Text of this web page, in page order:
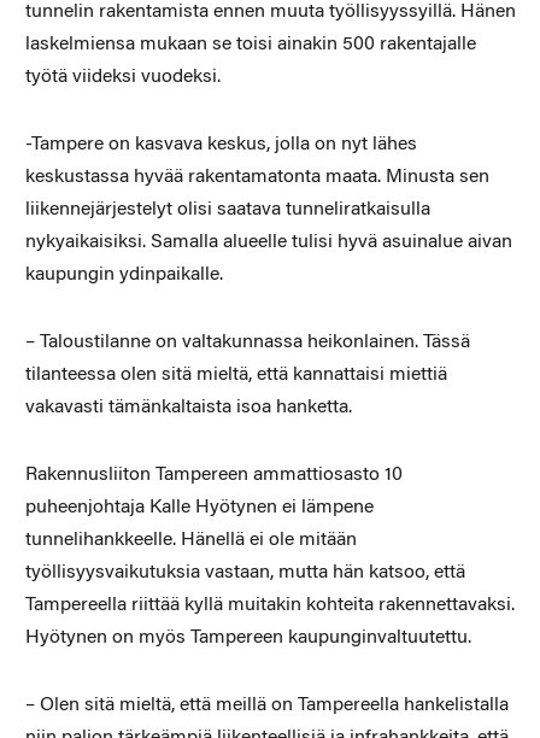
tunnelin rakentamista ennen muuta työllisyyssyillä. Hänen
laskelmiensa mukaan se toisi ainakin 500 rakentajalle
työtä viideksi vuodeksi.
-Tampere on kasvava keskus, jolla on nyt lähes
keskustassa hyvää rakentamatonta maata. Minusta sen
liikennejärjestelyt olisi saatava tunneliratkaisulla
nykyaikaisiksi. Samalla alueelle tulisi hyvä asuinalue aivan
kaupungin ydinpaikalle.
– Taloustilanne on valtakunnassa heikonlainen. Tässä
tilanteessa olen sitä mieltä, että kannattaisi miettiä
vakavasti tämänkaltaista isoa hanketta.
Rakennusliiton Tampereen ammattiosasto 10
puheenjohtaja Kalle Hyötynen ei lämpene
tunnelihankkeelle. Hänellä ei ole mitään
työllisyysvaikutuksia vastaan, mutta hän katsoo, että
Tampereella riittää kyllä muitakin kohteita rakennettavaksi.
Hyötynen on myös Tampereen kaupunginvaltuutettu.
– Olen sitä mieltä, että meillä on Tampereella hankelistalla